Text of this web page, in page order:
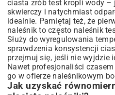
ciasta zrób test kropli wody –
skwierczy i natychmiast
idealnie. Pamiętaj też, że
naleśnik to często naleśnik
Służy do wyregulowania
sprawdzenia konsystencji
przejmuj się, jeśli nie wyjdzie
Nawet profesjonaliści czasem
go w ofierze naleśnikowym
Jak uzyskać